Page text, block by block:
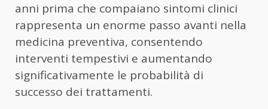
anni prima che compaiano sintomi clinici
rappresenta un enorme passo avanti nella
medicina preventiva, consentendo
interventi tempestivi e aumentando
significativamente le probabilità di
successo dei trattamenti.